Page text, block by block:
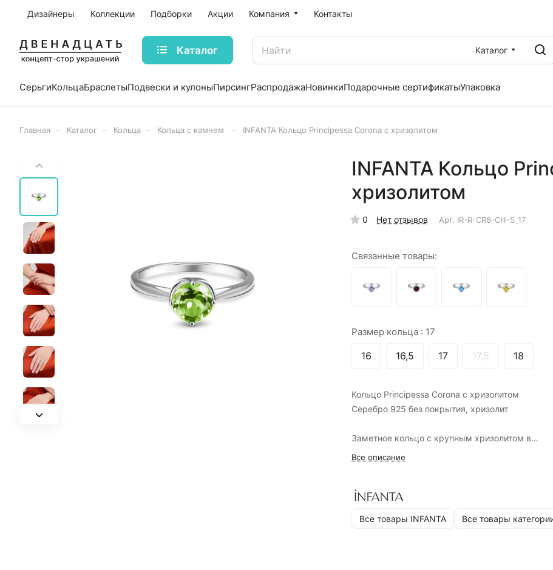
Дизайнеры Коллекции Подборки Акции Компания Контакты
Каталог
Каталог
СерьгиКольцаБраслетыПодвески и кулоныПирсингРаспродажаНовинкиПодарочные сертификатыУпаковка
Главная Каталог Кольца Кольца с камнем INFANTA Кольцо Principessa Corona с хризолитом
INFANTA Кольцо
хризолитом
0 Нет отзывов Арт. IR-R-CR6-CH-S_17
Связанные товары:
Размер кольца : 17
16 16,5 17 17,5 18
Кольцо Principessa Corona с хризолитом
Серебро 925 без покрытия, хризолит
Заметное кольцо с крупным хризолитом в
огранке «Круг».
на руке, размер крапанов и самого хризолита
каждый день.
Все описание
Все товары INFANTA Все товары